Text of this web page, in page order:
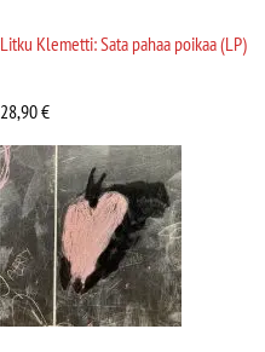
Litku Klemetti: Sata pahaa poikaa (LP)
28,90€